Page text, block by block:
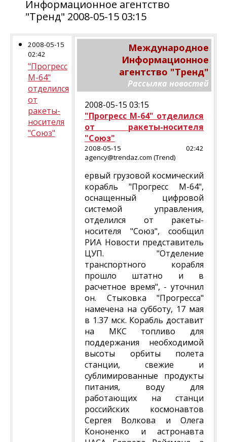
Информационное агентство
"Тренд" 2008-05-15 03:15
2008-05-15
02:42
"Прогресс
М-64"
отделился
от
ракеты-
носителя
"Союз"
Международное
Информационное
агентство "Тренд"
Рассылка новостей
2008-05-15 03:15
"Прогресс М-64" отделился
от ракеты-носителя
"Союз"
2008-05-15 02:42
agency@trendaz.com (Trend)
ервый грузовой космический
корабль "Прогресс М-64",
оснащенный цифровой
системой управления,
отделился от ракеты-
носителя "Союз", сообщил
РИА Новости представитель
ЦУП. "Отделение
транспортного корабля
прошло штатно и в
расчетное время", - уточнил
он. Стыковка "Прогресса"
намечена на субботу, 17 мая
в 1.37 мск. Корабль доставит
на МКС топливо для
поддержания необходимой
высоты орбиты полета
станции, свежие и
сублимированные продукты
питания, воду для
работающих на станци
российских космонавтов
Сергея Волкова и Олега
Кононенко и астронавта